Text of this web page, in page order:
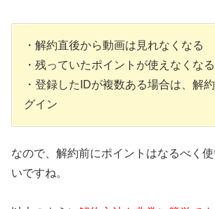
・解約直後から動画は見れなくなる
・残っていたポイントが使えなくなる
・登録したIDが複数ある場合は、解
グイン
なので、解約前にポイントはなるべく
いですね。